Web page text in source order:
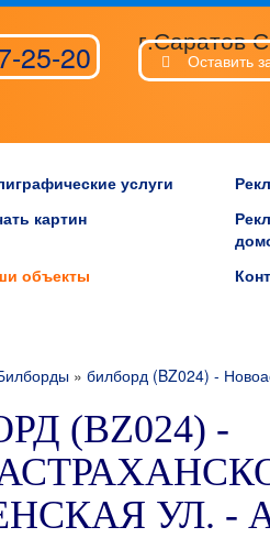
25-20 г.Саратов
Оставить
услуги
картин
объекты
» билборд (BZ024) -
(BZ024) -
УЛ. -